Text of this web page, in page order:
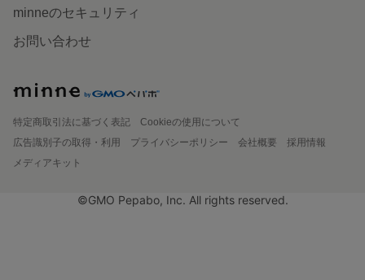
minneのセキュリティ
お問い合わせ
特定商取引法に基づく表記
Cookieの使用について
広告識別子の取得・利用
プライバシーポリシー 会社概要
採用情報
メディアキット
©GMO Pepabo, Inc. All rights reserved.